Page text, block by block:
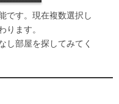
です。現在複数選択し
ります。
し部屋を探してみてく